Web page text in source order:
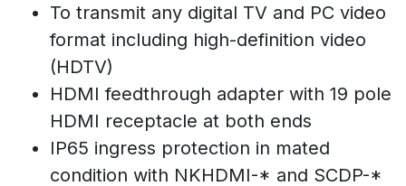
To transmit any digital TV and PC video
format including high-definition video
(HDTV)
HDMI feedthrough adapter with 19 pole
HDMI receptacle at both ends
IP65 ingress protection in mated
condition with NKHDMI-* and SCDP-*